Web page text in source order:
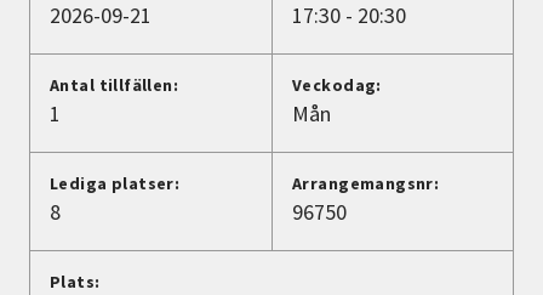
Lyssna
2026-09-21 17:30 - 20:30
Antal tillfällen:
1
Veckodag:
Mån
Lediga platser:
8
Arrangemangsnr:
96750
Plats: